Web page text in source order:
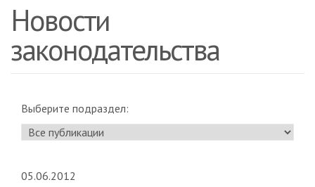
Новости
законодательства
Выберите подраздел:
05.06.2012